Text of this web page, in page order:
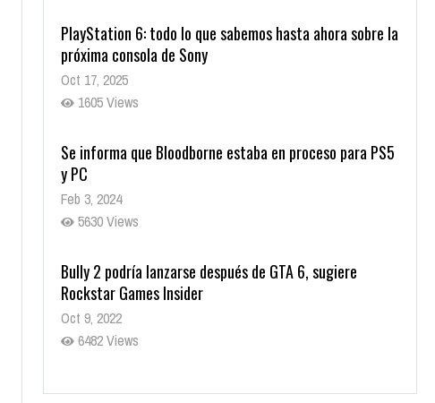
PlayStation 6: todo lo que sabemos hasta ahora sobre la
próxima consola de Sony
Oct 17, 2025
1605 Views
Se informa que Bloodborne estaba en proceso para PS5
y PC
Feb 3, 2024
5630 Views
Bully 2 podría lanzarse después de GTA 6, sugiere
Rockstar Games Insider
Oct 9, 2022
6482 Views
Rumor: Se filtran los primeros detalles de Resident Evil